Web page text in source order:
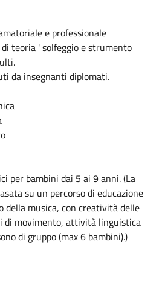
e professionale
teoria ' solfeggio e strumento
da insegnanti diplomati.
per bambini dai 5 ai 9 anni. (La
su un percorso di educazione
della musica, con creatività delle
di movimento, attività linguistica
di gruppo (max 6 bambini).)